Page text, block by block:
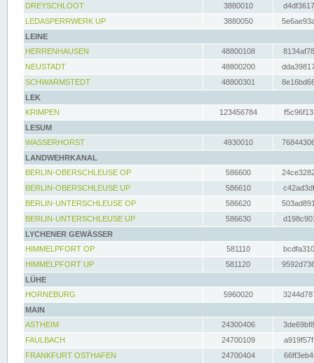
DREYSCHLOOT
3880010
LEDASPERRWERK UP
3880050
LEINE
HERRENHAUSEN
48800108
NEUSTADT
48800200
SCHWARMSTEDT
48800301
LEK
KRIMPEN
123456784
LESUM
WASSERHORST
4930010
LANDWEHRKANAL
BERLIN-OBERSCHLEUSE OP
586600
BERLIN-OBERSCHLEUSE UP
586610
BERLIN-UNTERSCHLEUSE OP
586620
BERLIN-UNTERSCHLEUSE UP
586630
LYCHENER GEWÄSSER
HIMMELPFORT OP
581110
HIMMELPFORT UP
581120
LÜHE
HORNEBURG
5960020
MAIN
ASTHEIM
24300406
FAULBACH
24700109
FRANKFURT OSTHAFEN
24700404